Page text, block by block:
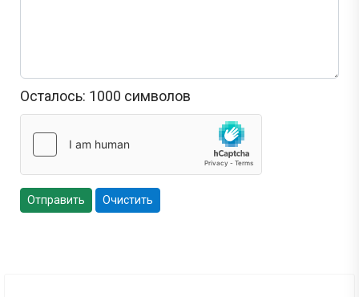
Осталось: 1000 символов
Отправить Очистить